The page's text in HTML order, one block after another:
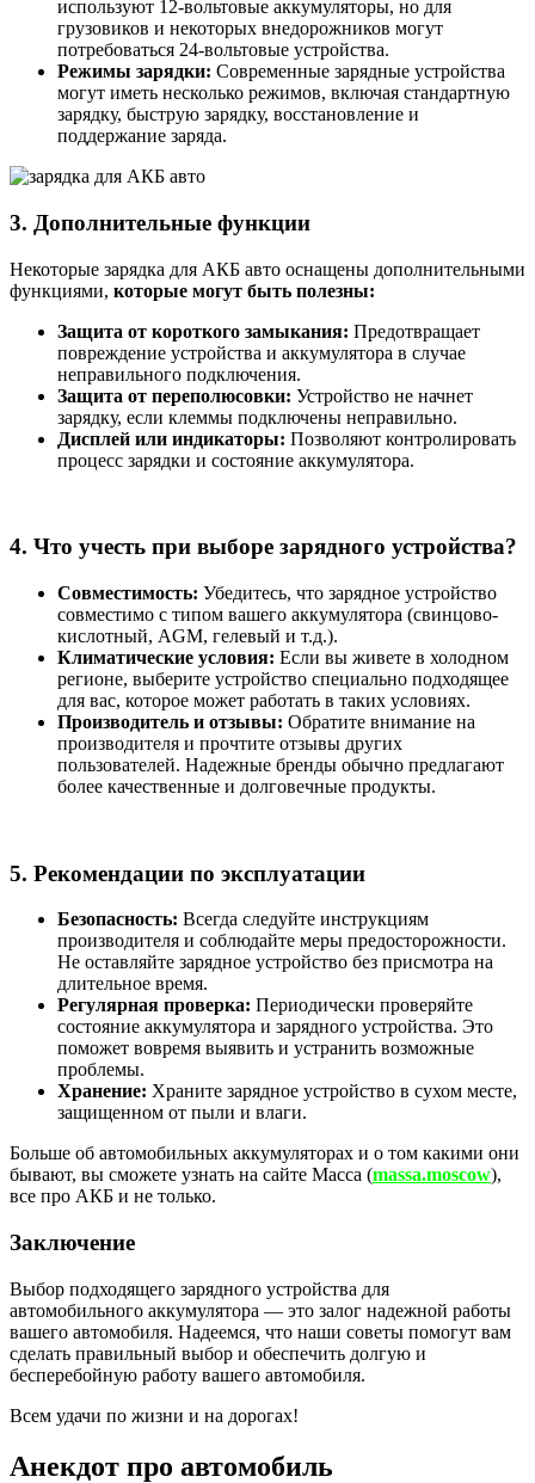
используют 12-вольтовые аккумуляторы, но для
грузовиков и некоторых внедорожников могут
потребоваться 24-вольтовые устройства.
Режимы зарядки: Современные зарядные устройства
могут иметь несколько режимов, включая стандартную
зарядку, быструю зарядку, восстановление и
поддержание заряда.
3. Дополнительные функции
Некоторые зарядка для АКБ авто оснащены дополнительными
функциями, которые могут быть полезны:
Защита от короткого замыкания: Предотвращает
повреждение устройства и аккумулятора в случае
неправильного подключения.
Защита от переполюсовки: Устройство не начнет
зарядку, если клеммы подключены неправильно.
Дисплей или индикаторы: Позволяют контролировать
процесс зарядки и состояние аккумулятора.
4. Что учесть при выборе зарядного устройства?
Совместимость: Убедитесь, что зарядное устройство
совместимо с типом вашего аккумулятора (свинцово-
кислотный, AGM, гелевый и т.д.).
Климатические условия: Если вы живете в холодном
регионе, выберите устройство специально подходящее
для вас, которое может работать в таких условиях.
Производитель и отзывы: Обратите внимание на
производителя и прочтите отзывы других
пользователей. Надежные бренды обычно предлагают
более качественные и долговечные продукты.
5. Рекомендации по эксплуатации
Безопасность: Всегда следуйте инструкциям
производителя и соблюдайте меры предосторожности.
Не оставляйте зарядное устройство без присмотра на
длительное время.
Регулярная проверка: Периодически проверяйте
состояние аккумулятора и зарядного устройства. Это
поможет вовремя выявить и устранить возможные
проблемы.
Хранение: Храните зарядное устройство в сухом месте,
защищенном от пыли и влаги.
Больше об автомобильных аккумуляторах и о том какими они
бывают, вы сможете узнать на сайте Масса (massa.moscow),
все про АКБ и не только.
Заключение
Выбор подходящего зарядного устройства для
автомобильного аккумулятора — это залог надежной работы
вашего автомобиля. Надеемся, что наши советы помогут вам
сделать правильный выбор и обеспечить долгую и
бесперебойную работу вашего автомобиля.
Всем удачи по жизни и на дорогах!
Анекдот про автомобиль